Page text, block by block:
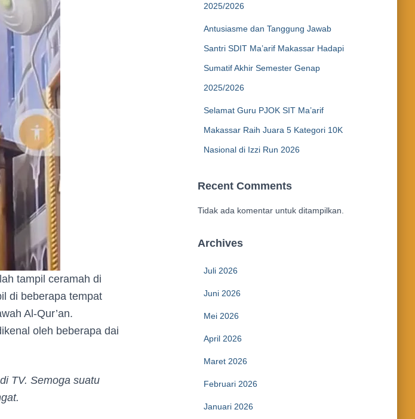
tampil ceramah di
di beberapa tempat
Al-Qur’an.
oleh beberapa dai
TV. Semoga suatu
2025/2026
Antusiasme dan Tanggung Jawab
Santri SDIT Ma’arif Makassar Hadapi
Sumatif Akhir Semester Genap
2025/2026
Selamat Guru PJOK SIT Ma’arif
Makassar Raih Juara 5 Kategori 10K
Nasional di Izzi Run 2026
Recent Comments
Tidak ada komentar untuk ditampilkan.
Archives
Juli 2026
Juni 2026
Mei 2026
April 2026
Maret 2026
Februari 2026
Januari 2026